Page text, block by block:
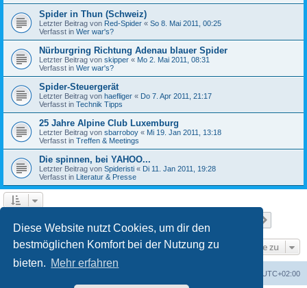
Diese Website nutzt Cookies, um dir den
bestmöglichen Komfort bei der Nutzung zu
bieten. Mehr erfahren
Spider in Thun (Schweiz)
Letzter Beitrag von Red-Spider « So 8. Mai 2011, 00:25
Verfasst in Wer war's?
Nürburgring Richtung Adenau blauer Spider
Letzter Beitrag von skipper « Mo 2. Mai 2011, 08:31
Verfasst in Wer war's?
Spider-Steuergerät
Letzter Beitrag von haefliger « Do 7. Apr 2011, 21:17
Verfasst in Technik Tipps
25 Jahre Alpine Club Luxemburg
Letzter Beitrag von sbarroboy « Mi 19. Jan 2011, 13:18
Verfasst in Treffen & Meetings
Die spinnen, bei YAHOO...
Letzter Beitrag von Spideristi « Di 11. Jan 2011, 19:28
Verfasst in Literatur & Presse
Gehe zu
UTC+02:00